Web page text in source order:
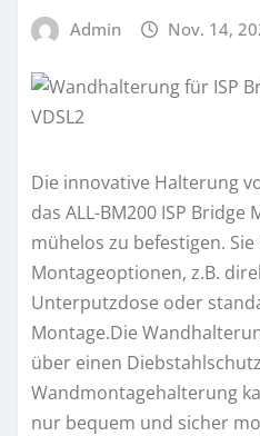
Admin Nov. 14,
Die innovative Halterung
das ALL-BM200 ISP
mühelos zu befestigen.
Montageoptionen, z.B.
Unterputzdose oder
Montage.Die
über einen
Wandmontagehalterung
nur bequem und sicher